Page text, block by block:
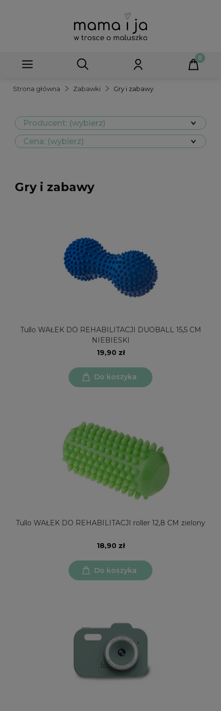
Strona główna Zabawki Gry i zabawy
Producent: (wybierz)
Cena: (wybierz)
Gry i zabawy
Tullo WAŁEK DO REHABILITACJI DUOBALL 15,5 CM
NIEBIESKI
19,90 zł
Do koszyka
Tullo WAŁEK DO REHABILITACJI roller 12,8 CM zielony
18,90 zł
Do koszyka